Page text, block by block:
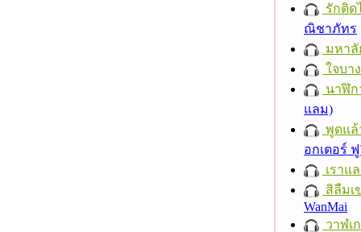
รักติด
ณิชาภัทร
มหาลั
ใจบาง
นาฬิก
แลม)
พูดแล้
อกเตอร์
เราแ
สิลืมเ
WanMai
วาฬเ